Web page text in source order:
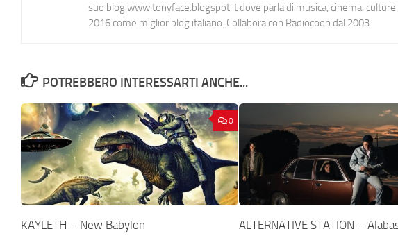
suo blog www.tonyface.blogspot.it dove parla di musica, cinema,
2016 come miglior blog italiano. Collabora con Radiocoop dal 2003.
POTREBBERO INTERESSARTI ANCHE...
0
KAYLETH – New Babylon ALTERNATIVE STATION –